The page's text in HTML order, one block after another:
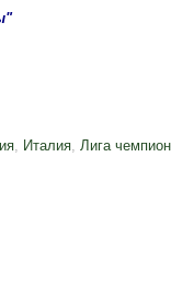
, Италия, Лига